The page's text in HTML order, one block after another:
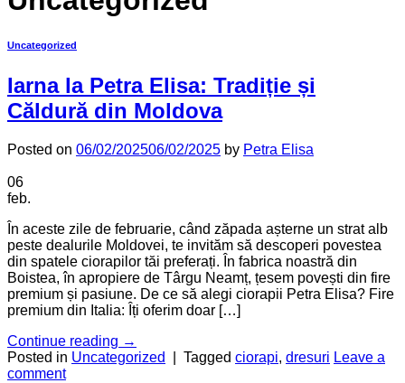
Uncategorized
Iarna la Petra Elisa: Tradiție și
Căldură din Moldova
Posted on 06/02/202506/02/2025 by Petra Elisa
06
feb.
În aceste zile de februarie, când zăpada așterne un strat alb
peste dealurile Moldovei, te invităm să descoperi povestea
din spatele ciorapilor tăi preferați. În fabrica noastră din
Boistea, în apropiere de Târgu Neamț, țesem povești din fire
premium și pasiune. De ce să alegi ciorapii Petra Elisa? Fire
premium din Italia: Îți oferim doar […]
Continue reading →
Posted in Uncategorized Tagged ciorapi, dresuri Leave a
comment